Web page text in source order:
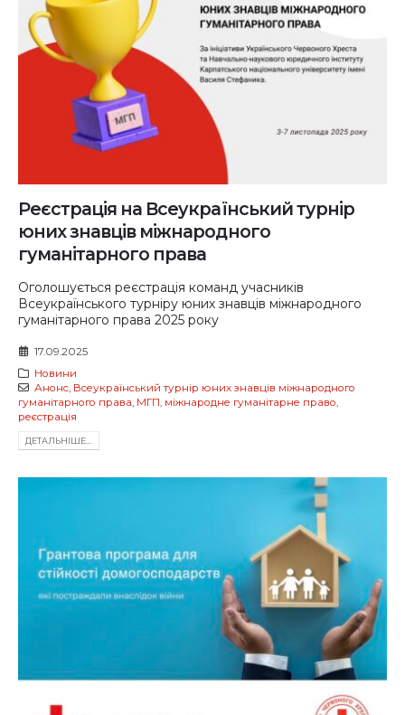
Реєстрація на Всеукраїнський турнір
юних знавців міжнародного
гуманітарного права
Оголошується реєстрація команд учасників
Всеукраїнського турніру юних знавців міжнародного
гуманітарного права 2025 року
17.09.2025
Новини
Анонс, Всеукраїнський турнір юних знавців міжнародного
гуманітарного права, МГП, міжнародне гуманітарне право,
реєстрація
ДЕТАЛЬНIШЕ...